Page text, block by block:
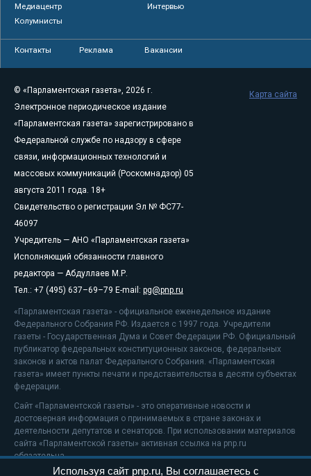
Медиацентр
Интервью
Колумнисты
Контакты Реклама Вакансии
© «Парламентская газета», 2026 г.
Электронное периодическое издание
«Парламентская газета» зарегистрировано в
Федеральной службе по надзору в сфере
связи, информационных технологий и
массовых коммуникаций (Роскомнадзор) 05
августа 2011 года. 18+
Свидетельство о регистрации Эл № ФС77-
46097
Учредитель — АНО «Парламентская газета»
Исполняющий обязанности главного
редактора — Абдуллаев М.Р.
Тел.: +7 (495) 637–69–79 E-mail: pg@pnp.ru
«Парламентская газета» - официальное еженедельное издание
Федерального Собрания РФ. Издается с 1997 года. Учредители
газеты - Государственная Дума и Совет Федерации РФ. Официальный
публикатор федеральных конституционных законов, федеральных
законов и актов палат Федерального Собрания. «Парламентская
газета» имеет пункты печати и представительства в десяти субъектах
федерации.
Сайт «Парламентской газеты» - это оперативные новости и
достоверная информация о принимаемых в стране законах и
деятельности депутатов и сенаторов. При использовании материалов
сайта «Парламентской газеты» активная ссылка на pnp.ru
обязательна.
Карта сайта
Используя сайт pnp.ru, Вы соглашаетесь с